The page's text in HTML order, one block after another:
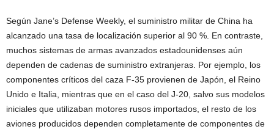
Según Jane’s Defense Weekly, el suministro militar de China ha
alcanzado una tasa de localización superior al 90 %. En contraste,
muchos sistemas de armas avanzados estadounidenses aún
dependen de cadenas de suministro extranjeras. Por ejemplo, los
componentes críticos del caza F-35 provienen de Japón, el Reino
Unido e Italia, mientras que en el caso del J-20, salvo sus modelos
iniciales que utilizaban motores rusos importados, el resto de los
aviones producidos dependen completamente de componentes de